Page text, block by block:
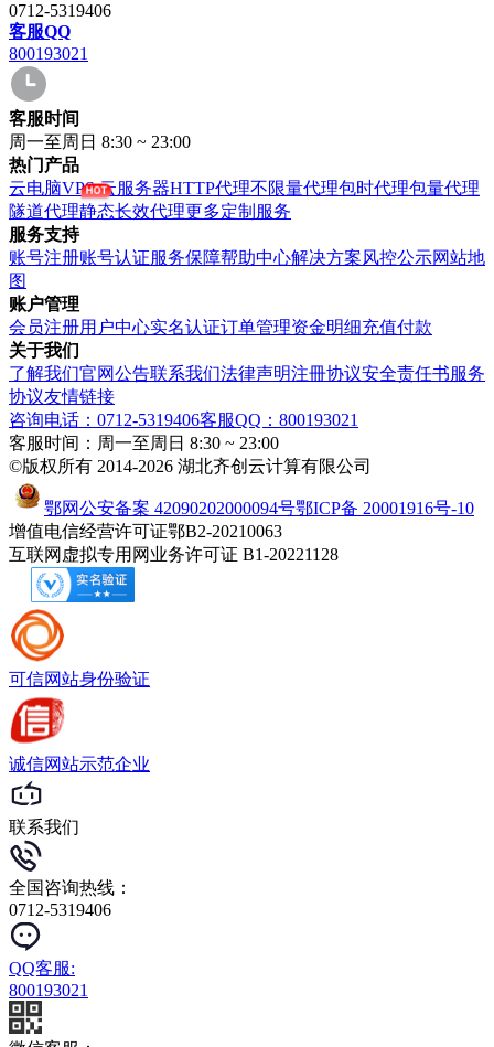
0712-5319406
客服QQ
800193021
客服时间
周一至周日 8:30 ~ 23:00
热门产品
云电脑VPS云服务器HTTP代理不限量代理包时代理包量代理
隧道代理静态长效代理更多定制服务
服务支持
账号注册账号认证服务保障帮助中心解决方案风控公示网站地
图
账户管理
会员注册用户中心实名认证订单管理资金明细充值付款
关于我们
了解我们官网公告联系我们法律声明注冊协议安全责任书服务
协议友情链接
咨询电话：0712-5319406客服QQ：800193021
客服时间：周一至周日 8:30 ~ 23:00
©版权所有 2014-2026 湖北齐创云计算有限公司
鄂网公安备案 42090202000094号鄂ICP备 20001916号-10
增值电信经营许可证鄂B2-20210063
互联网虚拟专用网业务许可证 B1-20221128
可信网站身份验证
诚信网站示范企业
联系我们
全国咨询热线：
0712-5319406
QQ客服:
800193021